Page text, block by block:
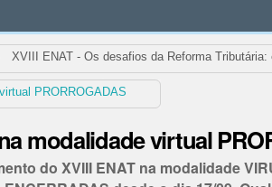
XVIII ENAT - Os desafios da Reforma
PRORROGADAS
modalidade virtual
do XVIII ENAT na modalidade